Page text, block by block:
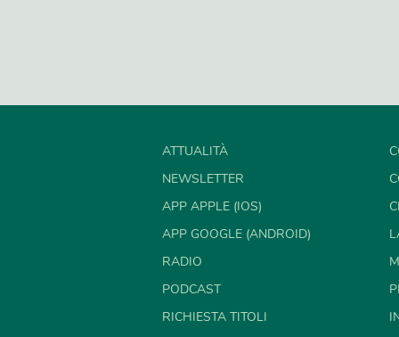
ATTUALITÀ
NEWSLETTER
APP APPLE (IOS)
APP GOOGLE (ANDROID)
RADIO
PODCAST
RICHIESTA TITOLI